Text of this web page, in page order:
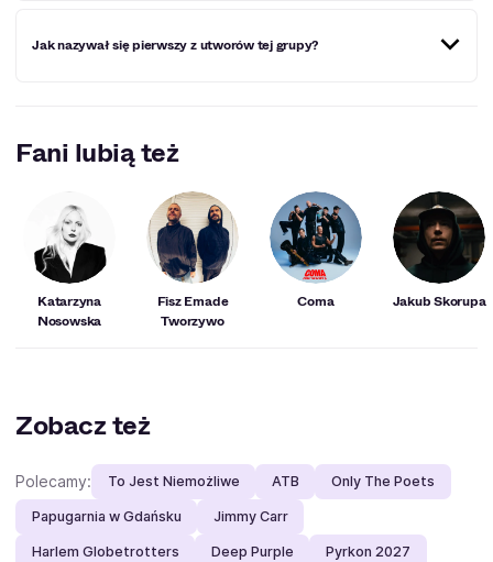
uczuciach, bojaźliwość oraz trudności w podejmowaniu
Jak nazywał się pierwszy z utworów tej grupy?
Fani lubią też
Katarzyna
Nosowska
Fisz Emade
Tworzywo
Coma Jakub Skorupa
Zobacz też
Polecamy: To Jest Niemożliwe ATB Only The Poets
Papugarnia w Gdańsku Jimmy Carr
Harlem Globetrotters Deep Purple Pyrkon 2027